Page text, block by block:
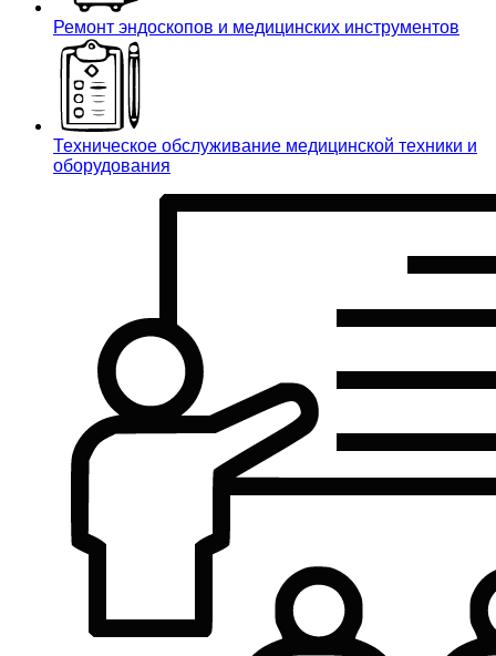
Ремонт эндоскопов и медицинских инструментов
Техническое обслуживание медицинской техники и
оборудования